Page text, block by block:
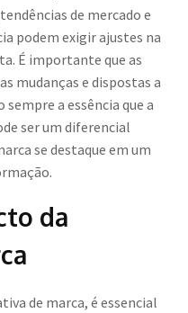
de mercado e
podem exigir ajustes na
É importante que as
mudanças e dispostas a
a essência que a
ser um diferencial
se destaque em um
da
de marca, é essencial